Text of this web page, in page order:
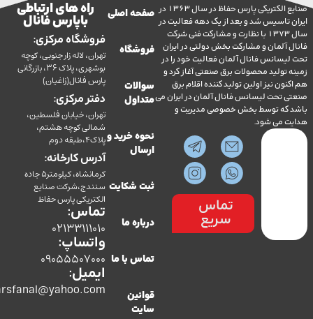
صنایع الکتریکی پارس حفاظ در سال 1363 در
شد و بعد از یک دهه فعالیت در
سال 1373 با نظارت و مشارکت فنی شرکت
و مشارکت بخش دولتی در ایران
فانال آلمان فعالیت خود را در
محصولات برق صنعتی آغاز کرد و
نیز اولین تولید کننده اقلام برق
لیسانس فانال آلمان در ایران می
توسط بخش خصوصی مدیریت و
می شود.
تماس
سریع
صفحه اصلی
فروشگاه
سوالات
متداول
نحوه خرید و
ثبت شکایت
درباره ما
تماس با ما
قوانین
راه های ارتباطی
با پارس فانال
فروشگاه مرکزی:
تهران، لاله زار جنوبی، کوچه
بوشهری، پلاک 36، بازرگانی
پارس فانال(زاغیان)
دفتر مرکزی:
تهران، خیابان فلسطین،
شمالی کوچه هشتم،
پلاک4،طبقه دوم
آدرس کارخانه:
کرمانشاه، کیلومتر5 جاده
سنندج،شرکت صنایع
الکتریکی پارس حفاظ
تماس:
02133111010
واتساپ:
09055507000
ایمیل:
co.parsfanal@yahoo.com